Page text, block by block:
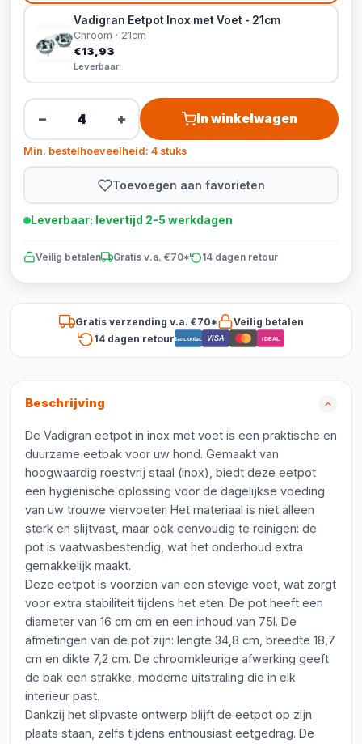
Vadigran Eetpot Inox met Voet - 21cm
Chroom · 21cm
€13,93
Leverbaar
− + In winkelwagen
Min. bestelhoeveelheid: 4 stuks
Toevoegen aan favorieten
Leverbaar: levertijd 2-5 werkdagen
Veilig betalen Gratis v.a. €70* 14 dagen retour
Gratis verzending v.a. €70*
Veilig betalen
14 dagen retourBancontact VISA iDEAL
Beschrijving
De Vadigran eetpot in inox met voet is een praktische en
duurzame eetbak voor uw hond. Gemaakt van
hoogwaardig roestvrij staal (inox), biedt deze eetpot
een hygiënische oplossing voor de dagelijkse voeding
van uw trouwe viervoeter. Het materiaal is niet alleen
sterk en slijtvast, maar ook eenvoudig te reinigen: de
pot is vaatwasbestendig, wat het onderhoud extra
gemakkelijk maakt.
Deze eetpot is voorzien van een stevige voet, wat zorgt
voor extra stabiliteit tijdens het eten. De pot heeft een
diameter van 16 cm cm en een inhoud van 75l. De
afmetingen van de pot zijn: lengte 34,8 cm, breedte 18,7
cm en dikte 7,2 cm. De chroomkleurige afwerking geeft
de bak een strakke, moderne uitstraling die in elk
interieur past.
Dankzij het slipvaste ontwerp blijft de eetpot op zijn
plaats staan, zelfs tijdens enthousiast eetgedrag. De